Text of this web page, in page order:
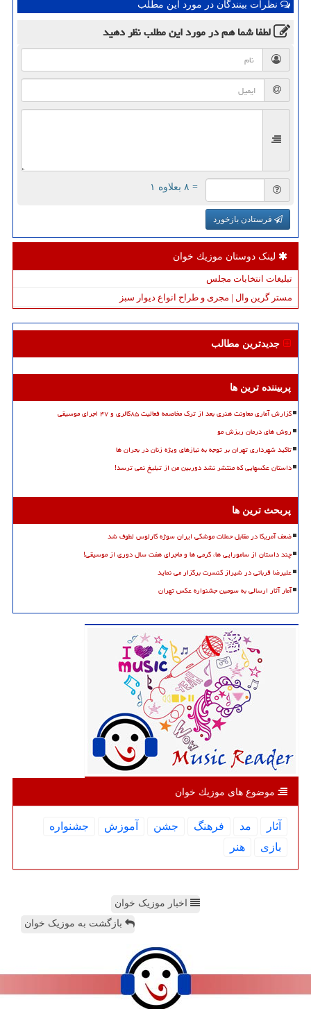
نظرات بینندگان در مورد این مطلب
لطفا شما همدر مورد این مطلبنظر دهید
= ۸ بعلاوه ۱
فرستادن بازخورد
لینک دوستان موزیك خوان
تبلیغات انتخابات مجلس
مستر گرین وال | مجری و طراح انواع دیوار سبز
جدیدترین مطالب
پربیننده ترین ها
گزارش آماری معاونت هنری بعد از ترک مخاصمه فعالیت ۸۵گالری و ۴۷ اجرای موسیقی
روش های درمان ریزش مو
تاکید شهرداری تهران بر توجه به نیازهای ویژه زنان در بحران ها
داستان عکسهایی که منتشر نشد دوربین من از تبلیغ نمی ترسد!
پربحث ترین ها
ضعف آمریکا در مقابل حملات موشکی ایران سوژه کارلوس لطوف شد
چند داستان از سامورایی ها، گرمی ها و ماجرای هفت سال دوری از موسیقی!
علیرضا قربانی در شیراز کنسرت برگزار می نماید
آمار آثار ارسالی به سومین جشنواره عکس تهران
موضوع های موزیك خوان
آثار مد فرهنگ جشن آموزش
جشنواره
بازی
هنر
اخبار موزیک خوان
بازگشت به موزیک خوان